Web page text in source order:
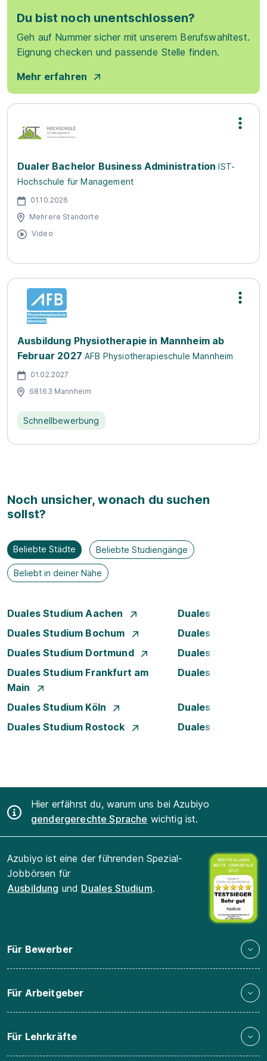
Du bist noch unentschlossen?
Geh auf Nummer sicher mit unserem Berufswahltest.
Eignung checken und passende Stelle finden.
Mehr erfahren
Dualer Bachelor Business Administration IST-
Hochschule für Management
01.10.2026
Mehrere Standorte
Video
Ausbildung Physiotherapie in Mannheim ab
Februar 2027 AFB Physiotherapieschule Mannheim
01.02.2027
68163 Mannheim
Schnellbewerbung
Noch unsicher, wonach du suchen
sollst?
Beliebte Städte Beliebte Studiengänge
Beliebt in deiner Nähe
Duales Studium Aachen
Duales Studium
Duales Studium Bochum
Duales Studium
Duales Studium Dortmund
Duales Studium
Duales Studium Frankfurt am
Main
Duales Studium
Duales Studium Köln
Duales Studium
Duales Studium Rostock
Duales Studium
Hier erfährst du, warum uns bei Azubiyo
gendergerechte Sprache wichtig ist.
Azubiyo ist eine der führenden Spezial-
Jobbörsen für
Ausbildung und Duales Studium.
Für Bewerber
Für Arbeitgeber
Für Lehrkräfte